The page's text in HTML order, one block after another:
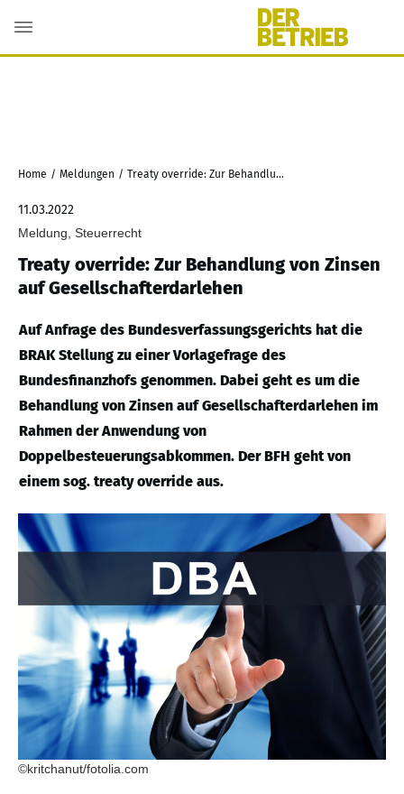
Home / Meldungen / Treaty override: Zur Behandlung von Zinsen auf Gesellschafterdarlehen
11.03.2022
Meldung, Steuerrecht
Treaty override: Zur Behandlung von Zinsen
auf Gesellschafterdarlehen
Auf Anfrage des Bundesverfassungsgerichts hat die
BRAK Stellung zu einer Vorlagefrage des
Bundesfinanzhofs genommen. Dabei geht es um die
Behandlung von Zinsen auf Gesellschafterdarlehen im
Rahmen der Anwendung von
Doppelbesteuerungsabkommen. Der BFH geht von
einem sog. treaty override aus.
©kritchanut/fotolia.com